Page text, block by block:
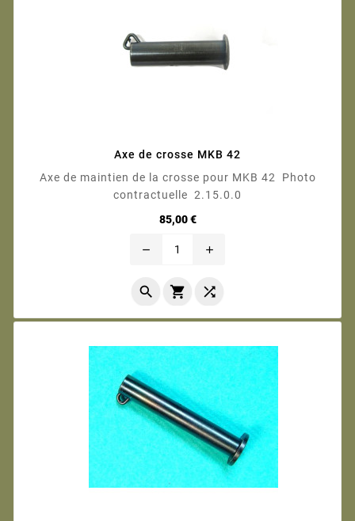
Axe de crosse MKB 42
Axe de maintien de la crosse pour MKB 42 Photo
contractuelle 2.15.0.0
85,00 €Prix
remove add
  